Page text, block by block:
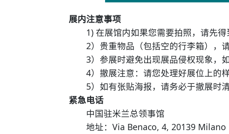
展内注意事项
1) 在展馆内如果您需要拍照，请先得
2）贵重物品（包括空的行李箱），请
3）参展时避免出现展品侵权现象，如
4）撤展注意：请您处理好展位上的样
5）如有张贴海报，请务必于撤展时清
紧急电话
中国驻米兰总领事馆
地址：Via Benaco, 4, 20139 Milano